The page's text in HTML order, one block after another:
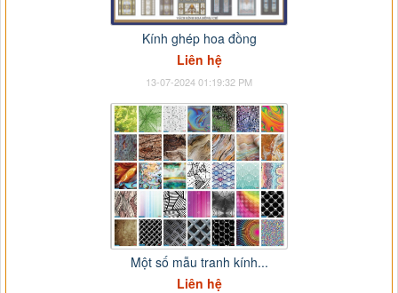
Kính ghép hoa đồng
Liên hệ
13-07-2024 01:19:32 PM
Một số mẫu tranh kính...
Liên hệ